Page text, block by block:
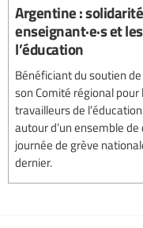
Argentine :
enseignant·e·s et
l’éducation
Bénéficiant du soutien
son Comité régional pour
travailleurs de
autour d’un ensemble
journée de grève
dernier.